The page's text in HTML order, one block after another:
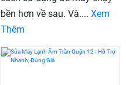
bền hơn về sau. Và.... Xem
Thêm